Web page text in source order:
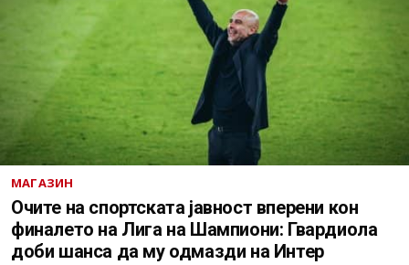
МАГАЗИН
Очите на спортската јавност вперени кон
финалето на Лига на Шампиони: Гвардиола
доби шанса да му одмазди на Интер